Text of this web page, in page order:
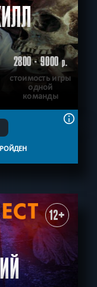
2800 - 9000р.
стоимость игры
одной
команды
12+